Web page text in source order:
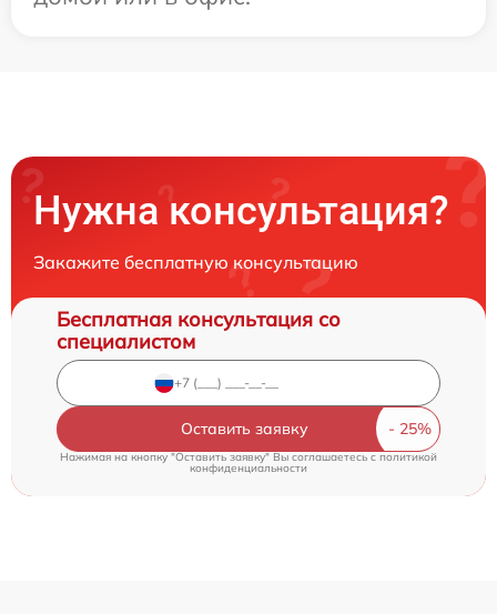
Нужна консультация?
Закажите бесплатную консультацию
Бесплатная консультация со
специалистом
Оставить заявку
Нажимая на кнопку "Оставить заявку" Вы соглашаетесь cполитикой
конфиденциальности